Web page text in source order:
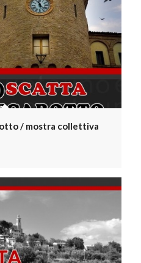
/ mostra collettiva